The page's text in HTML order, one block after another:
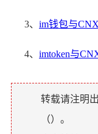
3、 im钱包与
4、 imtoken与
转载请注明出
（）。